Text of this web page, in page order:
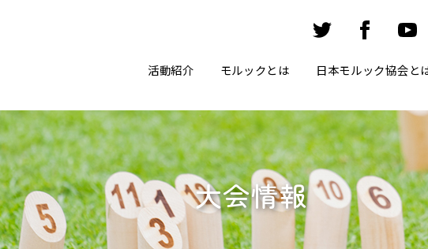
活動紹介 モルックとは 日本モルック協会と
大会情報